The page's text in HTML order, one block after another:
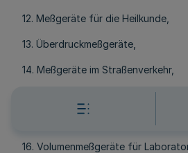
12. Meßgeräte für die Heilkunde,
13. Überdruckmeßgeräte,
14. Meßgeräte im Straßenverkehr,
16. Volumenmeßgeräte für